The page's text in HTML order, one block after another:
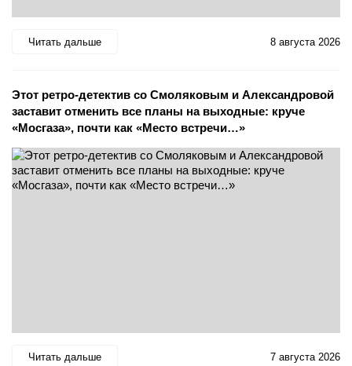
Читать дальше 8 августа 2026
Этот ретро-детектив со Смоляковым и Александровой
заставит отменить все планы на выходные: круче
«Мосгаза», почти как «Место встречи…»
Читать дальше 7 августа 2026